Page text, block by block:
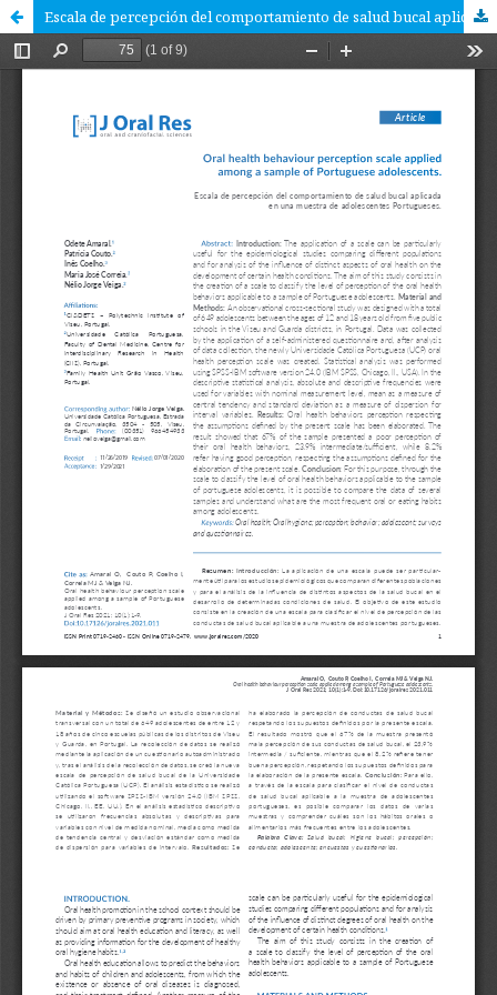
Escala de percepción del comportamiento de salud bucal aplicada en una muestra de adolescentes Portugueses.